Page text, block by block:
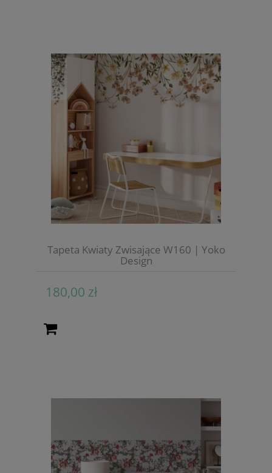
Tapeta Kwiaty Zwisające W160 | Yoko
Design
180,00 zł